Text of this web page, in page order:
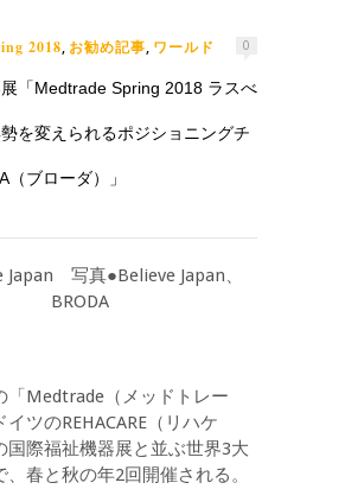
2018, お勧め記事, ワールド 0
「Medtrade Spring 2018 ラスべ
を変えられるポジショニングチ
（ブローダ）」
Japan 写真●Believe Japan、
BRODA
Medtrade（メッドトレー
イツのREHACARE（リハケ
国際福祉機器展と並ぶ世界3大
春と秋の年2回開催される。